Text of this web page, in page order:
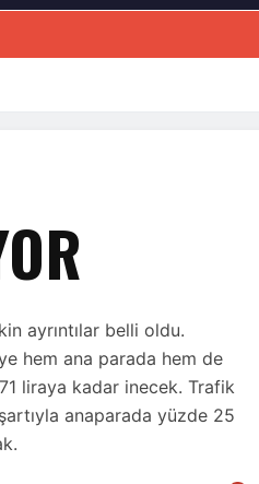
ayrıntılar belli oldu.
hem ana parada hem de
liraya kadar inecek. Trafik
anaparada yüzde 25